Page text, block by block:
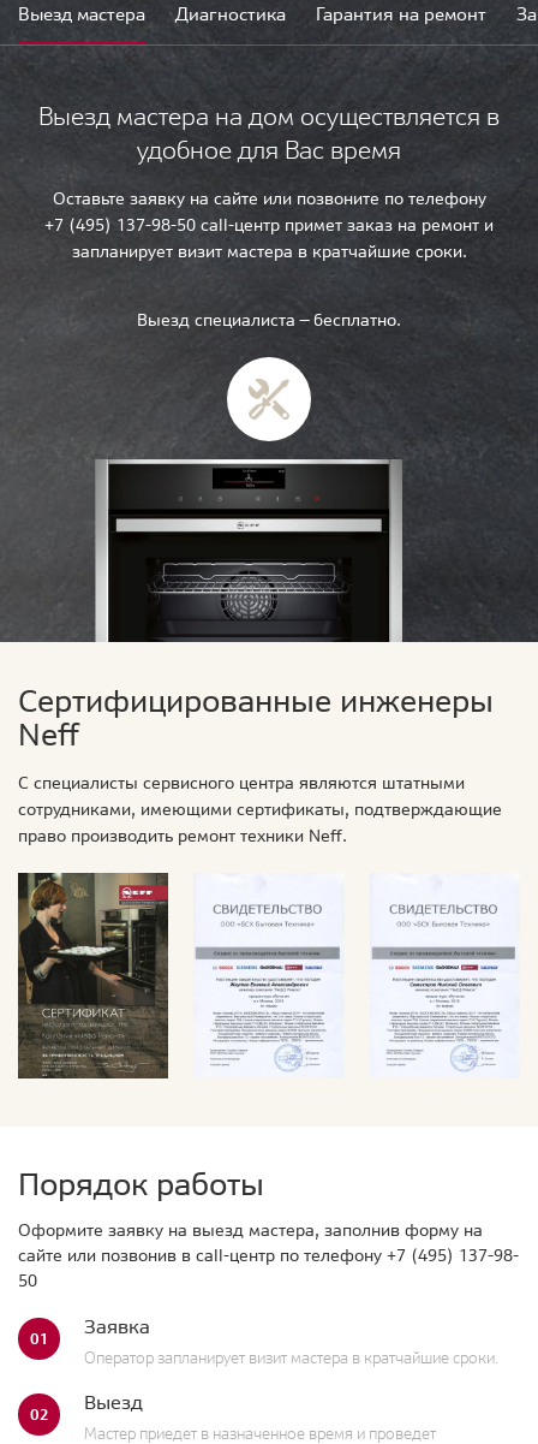
Выезд мастера Диагностика Гарантия на ремонт
Выезд мастера на дом осуществляется в
удобное для Вас время
Оставьте заявку на сайте или позвоните по телефону
+7 (495) 137-98-50 call-центр примет заказ на ремонт и
запланирует визит мастера в кратчайшие сроки.
Выезд специалиста — бесплатно.
Сертифицированные инженеры
Neff
С специалисты сервисного центра являются штатными
сотрудниками, имеющими сертификаты, подтверждающие
право производить ремонт техники Neff.
Порядок работы
Оформите заявку на выезд мастера, заполнив форму на
сайте или позвонив в call-центр по телефону +7 (495) 137-98-
50
01 Заявка
Оператор запланирует визит мастера в кратчайшие сроки.
02 Выезд
Мастер приедет в назначенное время и проведет